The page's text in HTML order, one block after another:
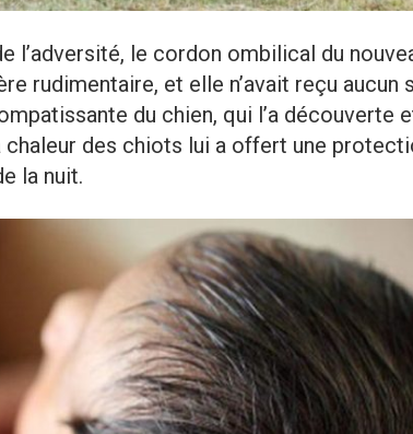
l’adversité, le cordon ombilical du
rudimentaire, et elle n’avait reçu aucun
du chien, qui l’a découverte
chaleur des chiots lui a offert une
la nuit.